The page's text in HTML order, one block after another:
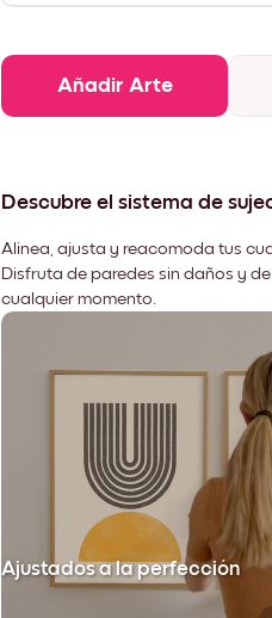
Añadir Arte
Descubre el sistema de
Alinea, ajusta y reacomoda tus
Disfruta de paredes sin daños y
cualquier momento.
Ajustados a la perfección